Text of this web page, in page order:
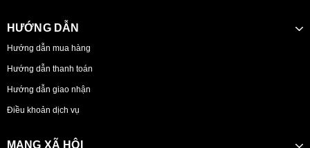
HƯỚNG DẪN
Hướng dẫn mua hàng
Hướng dẫn thanh toán
Hướng dẫn giao nhận
Điều khoản dịch vụ
MẠNG XÃ HỘI